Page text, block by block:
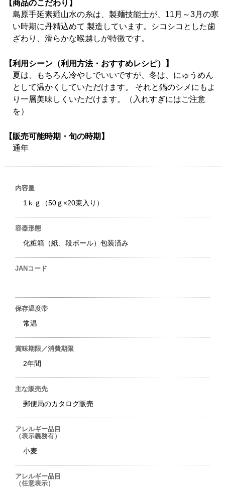
【商品のこだわり】
島原手延素麺山水の糸は、製麺技能士が、11月～3月の寒
い時期に丹精込めて 製造しています。シコシコとした歯
ざわり、滑らかな喉越しが特徴です。
【利用シーン（利用方法・おすすめレシピ）】
夏は、もちろん冷やしでいいですが、冬は、にゅうめん
として温かくしていただけます。 それと鍋のシメにもよ
り一層美味しくいただけます。（入れすぎにはご注意
を）
【販売可能時期・旬の時期】
通年
内容量
1ｋｇ（50ｇ×20束入り）
容器形態
化粧箱（紙、段ボール）包装済み
JANコード
保存温度帯
常温
賞味期限／消費期限
2年間
主な販売先
郵便局のカタログ販売
アレルギー品目
（表示義務有）
小麦
アレルギー品目
（任意表示）